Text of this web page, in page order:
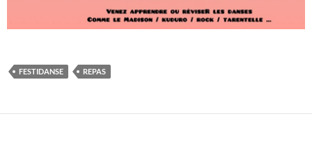
FESTIDANSE REPAS